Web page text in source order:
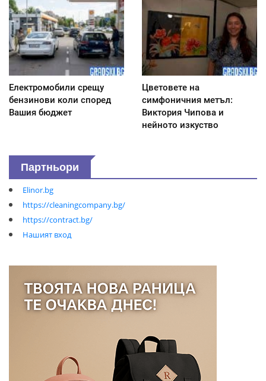
Електромобили срещу
бензинови коли според
Вашия бюджет
Цветовете на
симфоничния метъл:
Виктория Чипова и
нейното изкуство
Партньори
Elinor.bg
https://cleaningcompany.bg/
https://contract.bg/
Нашият вход